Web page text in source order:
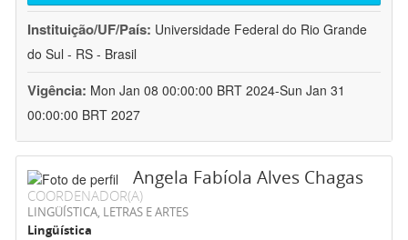
Instituição/UF/País: Universidade Federal do Rio Grande
do Sul - RS - Brasil
Vigência: Mon Jan 08 00:00:00 BRT 2024-Sun Jan 31
00:00:00 BRT 2027
Angela Fabíola Alves Chagas
COORDENADOR(A)
LINGÜÍSTICA, LETRAS E ARTES
Lingüística